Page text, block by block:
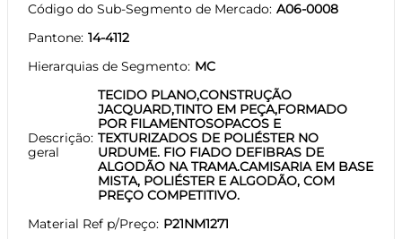
Código do Sub-Segmento de Mercado A06-0008
Pantone 14-4112
Hierarquias de Segmento MC
Descrição
geral
TECIDO PLANO,CONSTRUÇÃO
JACQUARD,TINTO EM PEÇA,FORMADO
POR FILAMENTOSOPACOS E
TEXTURIZADOS DE POLIÉSTER NO
URDUME. FIO FIADO DEFIBRAS DE
ALGODÃO NA TRAMA.CAMISARIA EM BASE
MISTA, POLIÉSTER E ALGODÃO, COM
PREÇO COMPETITIVO.
Material Ref p/Preço P21NM1271